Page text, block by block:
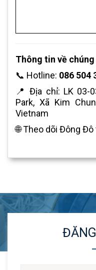
Thông tin về
📞 Hotline: 086 504
📍 Địa chỉ: LK 03-
Park, Xã Kim
Vietnam
🌐 Theo dõi Đông Đô